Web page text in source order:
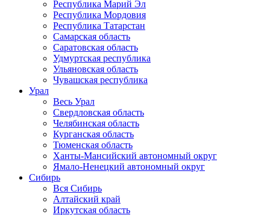
Республика Марий Эл
Республика Мордовия
Республика Татарстан
Самарская область
Саратовская область
Удмуртская республика
Ульяновская область
Чувашская республика
Урал
Весь Урал
Свердловская область
Челябинская область
Курганская область
Тюменская область
Ханты-Мансийский автономный округ
Ямало-Ненецкий автономный округ
Сибирь
Вся Сибирь
Алтайский край
Иркутская область